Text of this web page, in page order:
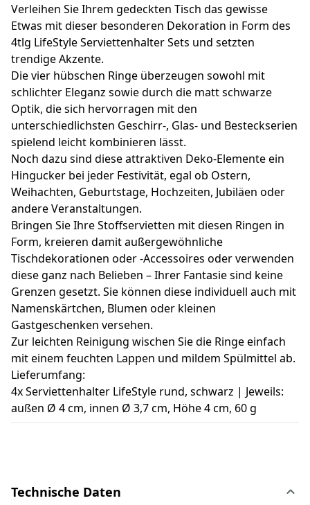
Verleihen Sie Ihrem gedeckten Tisch das gewisse
Etwas mit dieser besonderen Dekoration in Form des
4tlg LifeStyle Serviettenhalter Sets und setzten
trendige Akzente.
Die vier hübschen Ringe überzeugen sowohl mit
schlichter Eleganz sowie durch die matt schwarze
Optik, die sich hervorragen mit den
unterschiedlichsten Geschirr-, Glas- und Besteckserien
spielend leicht kombinieren lässt.
Noch dazu sind diese attraktiven Deko-Elemente ein
Hingucker bei jeder Festivität, egal ob Ostern,
Weihachten, Geburtstage, Hochzeiten, Jubiläen oder
andere Veranstaltungen.
Bringen Sie Ihre Stoffservietten mit diesen Ringen in
Form, kreieren damit außergewöhnliche
Tischdekorationen oder -Accessoires oder verwenden
diese ganz nach Belieben – Ihrer Fantasie sind keine
Grenzen gesetzt. Sie können diese individuell auch mit
Namenskärtchen, Blumen oder kleinen
Gastgeschenken versehen.
Zur leichten Reinigung wischen Sie die Ringe einfach
mit einem feuchten Lappen und mildem Spülmittel ab.
Lieferumfang:
4x Serviettenhalter LifeStyle rund, schwarz | Jeweils:
außen Ø 4 cm, innen Ø 3,7 cm, Höhe 4 cm, 60 g
Technische Daten